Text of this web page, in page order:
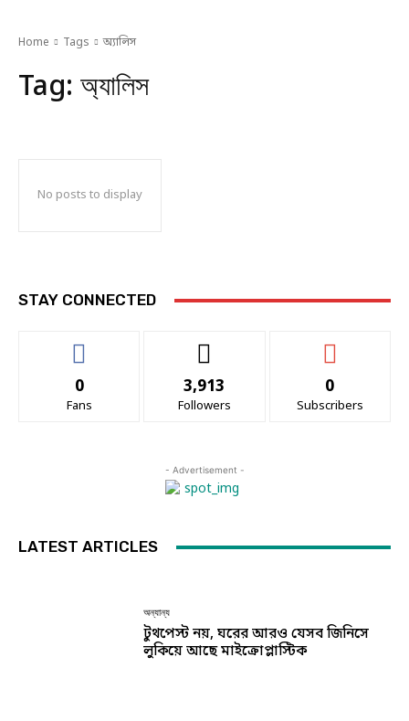
Home Tags অ্যালিস
Tag: অ্যালিস
No posts to display
STAY CONNECTED
0
Fans
3,913
Followers
0
Subscribers
- Advertisement -
LATEST ARTICLES
অন্যান্য
টুথপেস্ট নয়, ঘরের আরও যেসব জিনিসে
লুকিয়ে আছে মাইক্রোপ্লাস্টিক